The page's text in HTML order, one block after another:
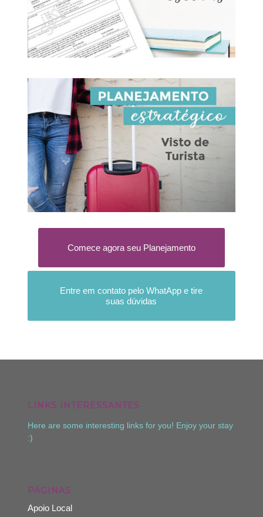
Comece agora seu Planejamento
Entre em contato pelo WhatApp e tire
suas dúvidas
LINKS INTERESSANTES
Here are some interesting links for you! Enjoy your stay
:)
PÁGINAS
Apoio Local